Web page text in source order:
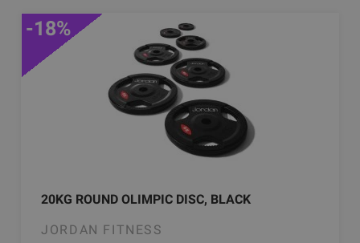
20KG ROUND OLIMPIC DISC, BLACK
JORDAN FITNESS
-18%